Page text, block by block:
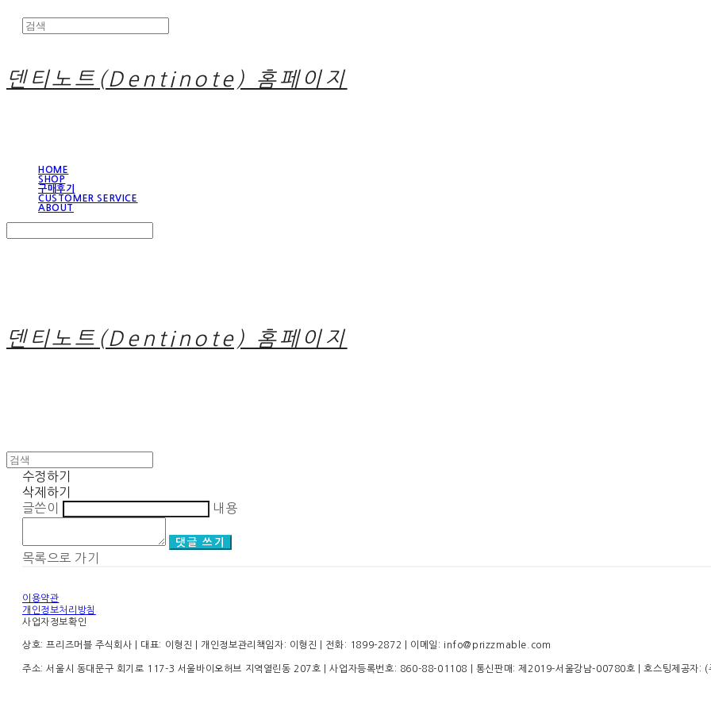
덴티노트(Dentinote) 홈페이지
HOME
SHOP
구매후기
CUSTOMER SERVICE
ABOUT
덴티노트(Dentinote) 홈페이지
수정하기
삭제하기
글쓴이
내용
댓글 쓰기
목록으로 가기
이용약관
개인정보처리방침
사업자정보확인
상호: 프리즈머블 주식회사 | 대표: 이형진 | 개인정보관리책임자: 이형진 | 전화: 1899-2872 | 이메일: info@prizzmable.com
주소: 서울시 동대문구 회기로 117-3 서울바이오허브 지역열린동 207호 | 사업자등록번호: 860-88-01108 | 통신판매:제2019-서울강남-00780호 | 호스팅제공자: (